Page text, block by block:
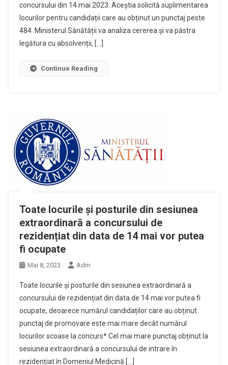
concursului din 14 mai 2023. Aceștia solicită suplimentarea
locurilor pentru candidații care au obținut un punctaj peste
484. Ministerul Sănătății va analiza cererea și va păstra
legătura cu absolvenții, […]
Continue Reading
Toate locurile și posturile din sesiunea
extraordinară a concursului de
rezidențiat din data de 14 mai vor putea
fi ocupate
Mai 8, 2023 Adm
Toate locurile și posturile din sesiunea extraordinară a
concursului de rezidențiat din data de 14 mai vor putea fi
ocupate, deoarece numărul candidaților care au obținut
punctaj de promovare este mai mare decât numărul
locurilor scoase la concurs* Cel mai mare punctaj obținut la
sesiunea extraordinară a concursului de intrare în
rezidențiat în Domeniul Medicină […]